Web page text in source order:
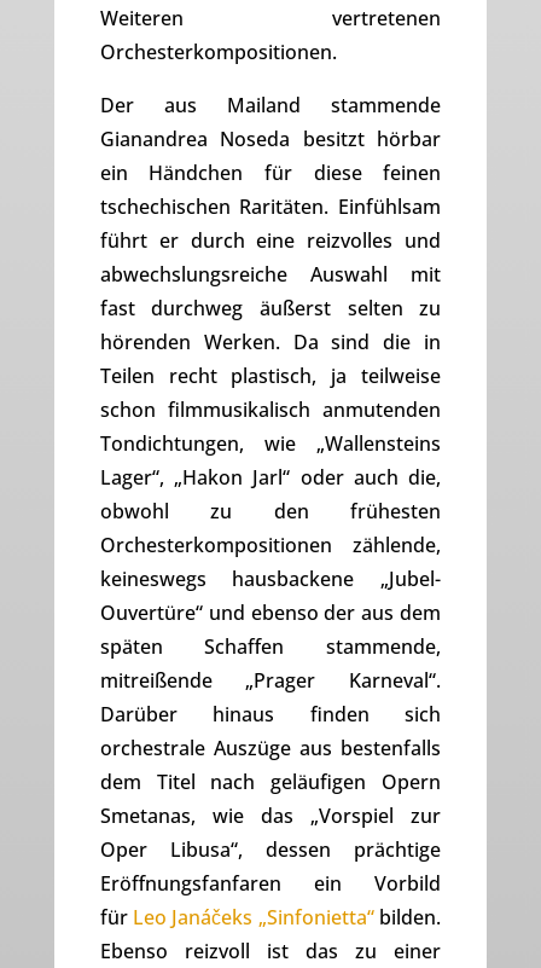
Weiteren vertretenen
Orchesterkompositionen.
Der aus Mailand stammende
Gianandrea Noseda besitzt hörbar
ein Händchen für diese feinen
tschechischen Raritäten. Einfühlsam
führt er durch eine reizvolles und
abwechslungsreiche Auswahl mit
fast durchweg äußerst selten zu
hörenden Werken. Da sind die in
Teilen recht plastisch, ja teilweise
schon filmmusikalisch anmutenden
Tondichtungen, wie „Wallensteins
Lager“, „Hakon Jarl“ oder auch die,
obwohl zu den frühesten
Orchesterkompositionen zählende,
keineswegs hausbackene „Jubel-
Ouvertüre“ und ebenso der aus dem
späten Schaffen stammende,
mitreißende „Prager Karneval“.
Darüber hinaus finden sich
orchestrale Auszüge aus bestenfalls
dem Titel nach geläufigen Opern
Smetanas, wie das „Vorspiel zur
Oper Libusa“, dessen prächtige
Eröffnungsfanfaren ein Vorbild
für Leo Janáčeks „Sinfonietta“bilden.
Ebenso reizvoll ist das zu einer